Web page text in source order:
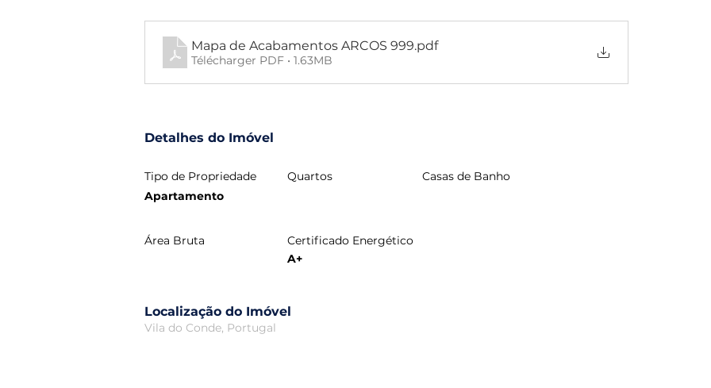
Mapa de Acabamentos ARCOS 999.pdf
Télécharger PDF • 1.63MB
Detalhes do Imóvel
Tipo de Propriedade
Apartamento
Quartos Casas de Banho
Área Bruta
Certificado Energético
A+
Localização do Imóvel
Vila do Conde, Portugal